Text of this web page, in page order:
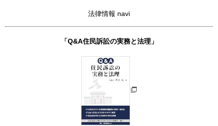
法律情報 navi
「Q&A住民訴訟の実務と法理」